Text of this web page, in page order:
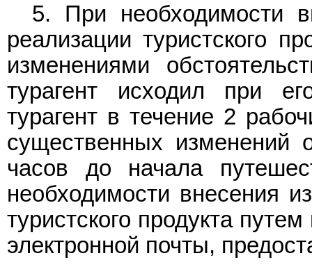
5. При необходимости
реализации туристского
изменениями
турагент исходил при
турагент в течение 2
существенных изменений
часов до начала
необходимости внесения
туристского продукта
электронной почты,